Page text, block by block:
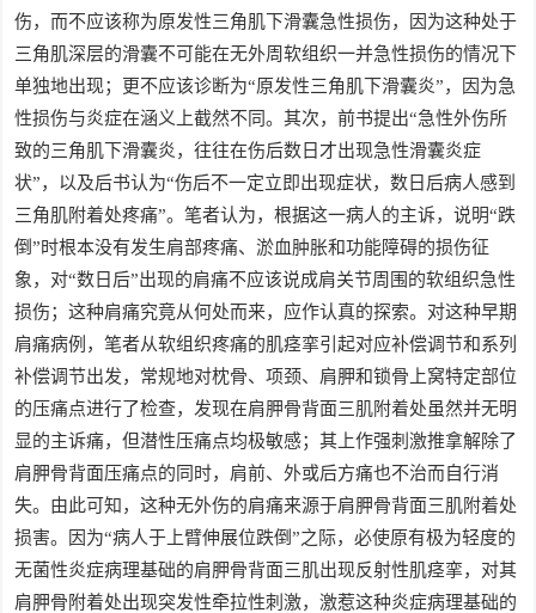
伤，而不应该称为原发性三角肌下滑囊急性损伤，因为这种处于
三角肌深层的滑囊不可能在无外周软组织一并急性损伤的情况下
单独地出现；更不应该诊断为“原发性三角肌下滑囊炎”，因为急
性损伤与炎症在涵义上截然不同。其次，前书提出“急性外伤所
致的三角肌下滑囊炎，往往在伤后数日才出现急性滑囊炎症
状”，以及后书认为“伤后不一定立即出现症状，数日后病人感到
三角肌附着处疼痛”。笔者认为，根据这一病人的主诉，说明“跌
倒”时根本没有发生肩部疼痛、淤血肿胀和功能障碍的损伤征
象，对“数日后”出现的肩痛不应该说成肩关节周围的软组织急性
损伤；这种肩痛究竟从何处而来，应作认真的探索。对这种早期
肩痛病例，笔者从软组织疼痛的肌痉挛引起对应补偿调节和系列
补偿调节出发，常规地对枕骨、项颈、肩胛和锁骨上窝特定部位
的压痛点进行了检查，发现在肩胛骨背面三肌附着处虽然并无明
显的主诉痛，但潜性压痛点均极敏感；其上作强刺激推拿解除了
肩胛骨背面压痛点的同时，肩前、外或后方痛也不治而自行消
失。由此可知，这种无外伤的肩痛来源于肩胛骨背面三肌附着处
损害。因为“病人于上臂伸展位跌倒”之际，必使原有极为轻度的
无菌性炎症病理基础的肩胛骨背面三肌出现反射性肌痉挛，对其
肩胛骨附着处出现突发性牵拉性刺激，激惹这种炎症病理基础的